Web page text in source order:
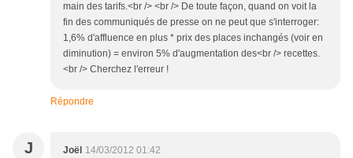
main des tarifs.<br /> <br /> De toute façon, quand on voit la
fin des communiqués de presse on ne peut que s'interroger:
1,6% d'affluence en plus * prix des places inchangés (voir en
diminution) = environ 5% d'augmentation des<br /> recettes.
<br /> Cherchez l'erreur !
Répondre
J Joël 14/03/2012 01:42